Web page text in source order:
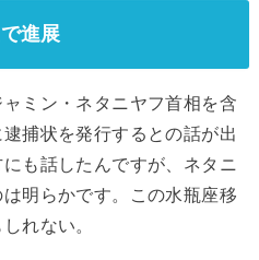
進展
ミン・ネタニヤフ首相を含
捕状を発行するとの話が出
も話したんですが、ネタニ
明らかです。この水瓶座移
れない。